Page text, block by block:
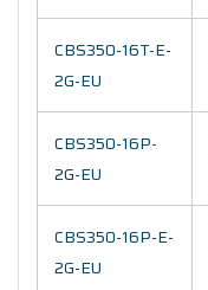
CBS350-16T-E-
2G-EU
CBS350-16P-
2G-EU
CBS350-16P-E-
2G-EU